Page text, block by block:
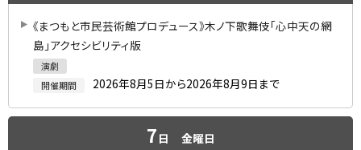
《まつもと市民芸術館プロデュース》木ノ下歌舞伎「心中天の網
島」アクセシビリティ版
演劇
開催期間
2026年8月5日から2026年8月9日まで
7 日 金曜日